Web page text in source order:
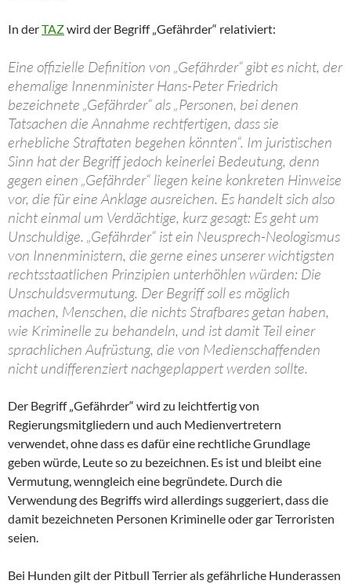
In derTAZwird der Begriff „Gefährder“ relativiert:
Eine offizielle Definition von „Gefährder“ gibt es nicht, der
ehemalige Innenminister Hans-Peter Friedrich
bezeichnete „Gefährder“ als „Personen, bei denen
Tatsachen die Annahme rechtfertigen, dass sie
erhebliche Straftaten begehen könnten“. Im juristischen
Sinn hat der Begriff jedoch keinerlei Bedeutung, denn
gegen einen „Gefährder“ liegen keine konkreten Hinweise
vor, die für eine Anklage ausreichen. Es handelt sich also
nicht einmal um Verdächtige, kurz gesagt: Es geht um
Unschuldige. „Gefährder“ ist ein Neusprech-Neologismus
von Innenministern, die gerne eines unserer wichtigsten
rechtsstaatlichen Prinzipien unterhöhlen würden: Die
Unschuldsvermutung. Der Begriff soll es möglich
machen, Menschen, die nichts Strafbares getan haben,
wie Kriminelle zu behandeln, und ist damit Teil einer
sprachlichen Aufrüstung, die von Medienschaffenden
nicht undifferenziert nachgeplappert werden sollte.
Der Begriff „Gefährder“ wird zu leichtfertig von
Regierungsmitgliedern und auch Medienvertretern
verwendet, ohne dass es dafür eine rechtliche Grundlage
geben würde, Leute so zu bezeichnen. Es ist und bleibt eine
Vermutung, wenngleich eine begründete. Durch die
Verwendung des Begriffs wird allerdings suggeriert, dass die
damit bezeichneten Personen Kriminelle oder gar Terroristen
seien.
Bei Hunden gilt der Pitbull Terrier als gefährliche Hunderassen